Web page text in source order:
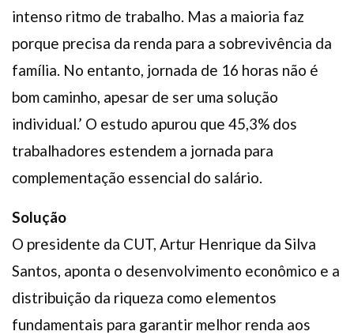
intenso ritmo de trabalho. Mas a maioria faz
porque precisa da renda para a sobrevivência da
família. No entanto, jornada de 16 horas não é
bom caminho, apesar de ser uma solução
individual.’ O estudo apurou que 45,3% dos
trabalhadores estendem a jornada para
complementação essencial do salário.
Solução
O presidente da CUT, Artur Henrique da Silva
Santos, aponta o desenvolvimento econômico e a
distribuição da riqueza como elementos
fundamentais para garantir melhor renda aos